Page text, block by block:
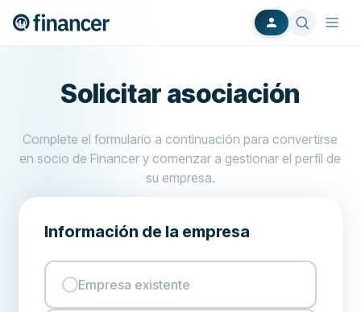
Solicitar asociación
Complete el formulario a continuación para convertirse
en socio de Financer y comenzar a gestionar el perfil de
su empresa.
Información de la empresa
Empresa existente